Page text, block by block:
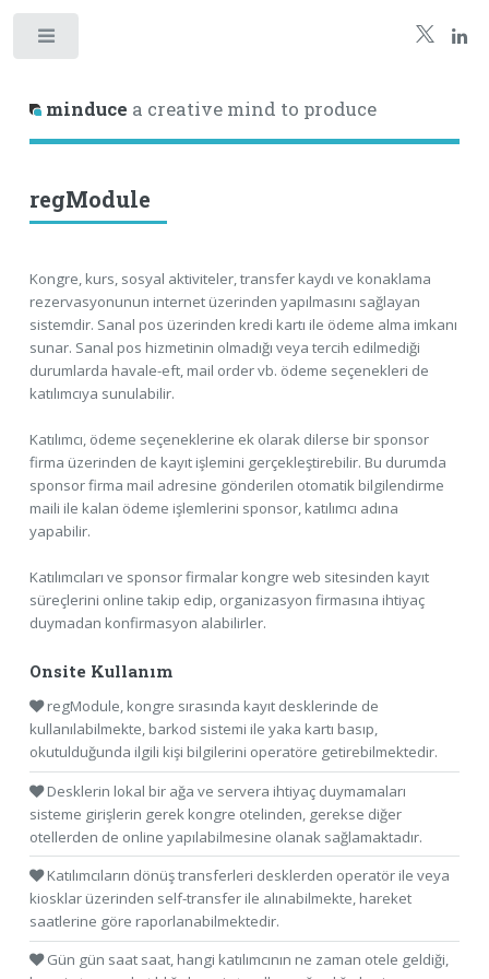
minduce a creative mind to produce
regModule
Kongre, kurs, sosyal aktiviteler, transfer kaydı ve konaklama
rezervasyonunun internet üzerinden yapılmasını sağlayan
sistemdir. Sanal pos üzerinden kredi kartı ile ödeme alma imkanı
sunar. Sanal pos hizmetinin olmadığı veya tercih edilmediği
durumlarda havale-eft, mail order vb. ödeme seçenekleri de
katılımcıya sunulabilir.
Katılımcı, ödeme seçeneklerine ek olarak dilerse bir sponsor
firma üzerinden de kayıt işlemini gerçekleştirebilir. Bu durumda
sponsor firma mail adresine gönderilen otomatik bilgilendirme
maili ile kalan ödeme işlemlerini sponsor, katılımcı adına
yapabilir.
Katılımcıları ve sponsor firmalar kongre web sitesinden kayıt
süreçlerini online takip edip, organizasyon firmasına ihtiyaç
duymadan konfirmasyon alabilirler.
Onsite Kullanım
regModule, kongre sırasında kayıt desklerinde de
kullanılabilmekte, barkod sistemi ile yaka kartı basıp,
okutulduğunda ilgili kişi bilgilerini operatöre getirebilmektedir.
Desklerin lokal bir ağa ve servera ihtiyaç duymamaları
sisteme girişlerin gerek kongre otelinden, gerekse diğer
otellerden de online yapılabilmesine olanak sağlamaktadır.
Katılımcıların dönüş transferleri desklerden operatör ile veya
kiosklar üzerinden self-transfer ile alınabilmekte, hareket
saatlerine göre raporlanabilmektedir.
Gün gün saat saat, hangi katılımcının ne zaman otele geldiği,